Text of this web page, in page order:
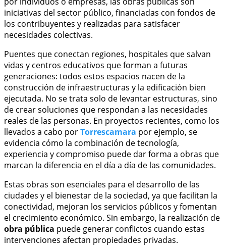
iniciativas del sector público, financiadas con fondos de
los contribuyentes y realizadas para satisfacer
necesidades colectivas.
Puentes que conectan regiones, hospitales que salvan
vidas y centros educativos que forman a futuras
generaciones: todos estos espacios nacen de la
construcción de infraestructuras y la edificación bien
ejecutada. No se trata solo de levantar estructuras, sino
de crear soluciones que respondan a las necesidades
reales de las personas. En proyectos recientes, como los
llevados a cabo porTorrescamara por ejemplo, se
evidencia cómo la combinación de tecnología,
experiencia y compromiso puede dar forma a obras que
marcan la diferencia en el día a día de las comunidades.
Estas obras son esenciales para el desarrollo de las
ciudades y el bienestar de la sociedad, ya que facilitan la
conectividad, mejoran los servicios públicos y fomentan
el crecimiento económico. Sin embargo, la realización de
obra pública puede generar conflictos cuando estas
intervenciones afectan propiedades privadas.